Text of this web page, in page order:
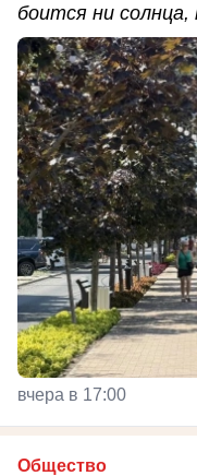
боится ни солнца,
вчера в 17:00
Общество